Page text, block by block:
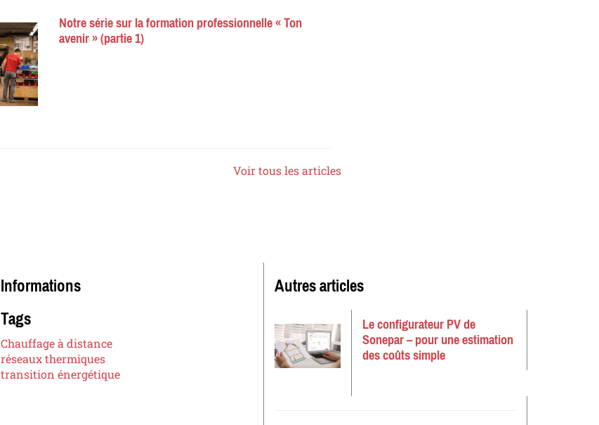
Notre série sur la formation professionnelle « Ton
avenir » (partie 1)
Voir tous les articles
Informations
Tags
Chauffage à distance
réseaux thermiques
transition énergétique
Autres articles
Le configurateur PV de
Sonepar – pour une estimation
des coûts simple